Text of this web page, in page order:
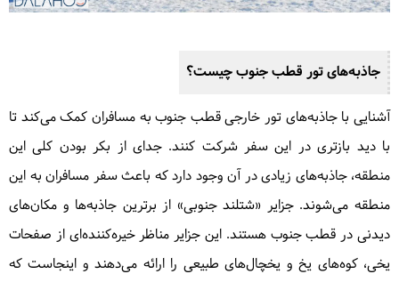
جاذبه‌های تور قطب جنوب چیست؟
آشنایی با جاذبه‌های تور خارجی قطب جنوب به مسافران کمک می‌کند تا
با دید بازتری در این سفر شرکت کنند. جدای از بکر بودن کلی این
منطقه، جاذبه‌های زیادی در آن وجود دارد که باعث سفر مسافران به این
منطقه می‌شوند. جزایر «شتلند جنوبی» از برترین جاذبه‌ها و مکان‌های
دیدنی در قطب جنوب هستند. این جزایر مناظر خیره‌کننده‌ای از صفحات
یخی، کوه‌های یخ و یخچال‌های طبیعی را ارائه می‌دهند و اینجاست که